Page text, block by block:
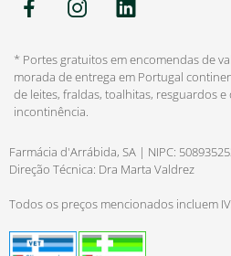
* Portes gratuitos em encomendas de
morada de entrega em Portugal
de leites, fraldas, toalhitas, resguardos
incontinência.
Farmácia d'Arrábida, SA | NIPC:
Direção Técnica: Dra Marta Valdrez
Todos os preços mencionados incluem